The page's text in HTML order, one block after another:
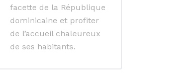
facette de la République
dominicaine et profiter
de l’accueil chaleureux
de ses habitants.